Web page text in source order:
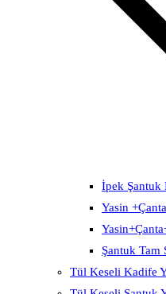
İpek Şantuk
Yasin
Şantuk Tam
Tül Keseli Kadife